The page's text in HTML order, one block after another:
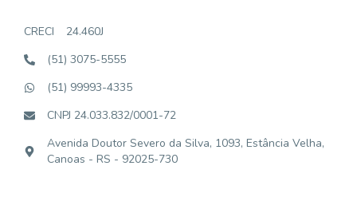
CRECI
24.460J
(51) 3075-5555
(51) 99993-4335
CNPJ 24.033.832/0001-72
Avenida Doutor Severo da Silva, 1093, Estância Velha,
Canoas - RS - 92025-730